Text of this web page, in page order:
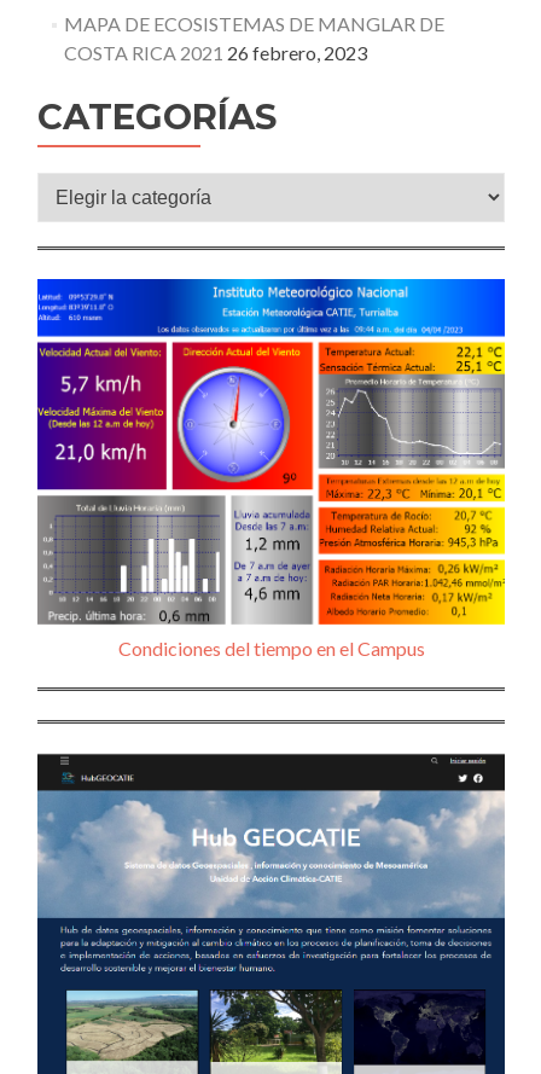
MAPA DE ECOSISTEMAS DE MANGLAR DE
COSTA RICA 2021 26 febrero, 2023
CATEGORÍAS
Categorías
Condiciones del tiempo en el Campus